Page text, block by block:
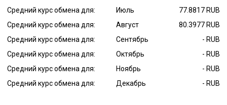
Средний курс обмена для:
Июль
77.8817 RUB
Средний курс обмена для:
Август
80.3977 RUB
Средний курс обмена для:
Сентябрь
- RUB
Средний курс обмена для:
Октябрь
- RUB
Средний курс обмена для:
Ноябрь
- RUB
Средний курс обмена для:
Декабрь - RUB